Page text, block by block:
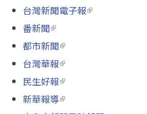
台灣新聞電子報(link is external)
番新聞(link is external)
都市新聞(link is external)
台灣華報(link is external)
民生好報(link is external)
新華報導(link is external)